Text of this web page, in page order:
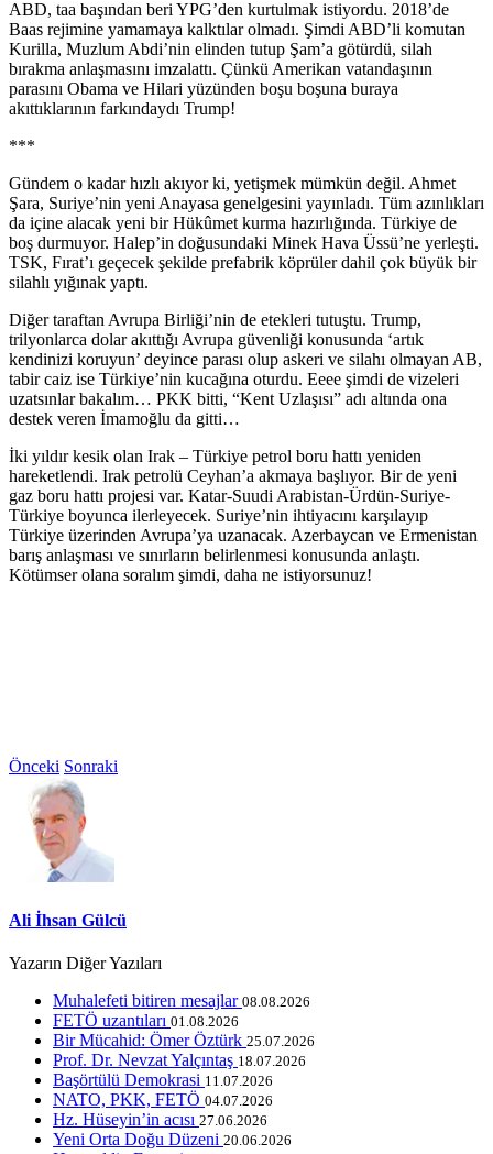
ABD, taa başından beri YPG’den kurtulmak istiyordu. 2018’de
Baas rejimine yamamaya kalktılar olmadı. Şimdi ABD’li komutan
Kurilla, Muzlum Abdi’nin elinden tutup Şam’a götürdü, silah
bırakma anlaşmasını imzalattı. Çünkü Amerikan vatandaşının
parasını Obama ve Hilari yüzünden boşu boşuna buraya
akıttıklarının farkındaydı Trump!
***
Gündem o kadar hızlı akıyor ki, yetişmek mümkün değil. Ahmet
Şara, Suriye’nin yeni Anayasa genelgesini yayınladı. Tüm azınlıkları
da içine alacak yeni bir Hükûmet kurma hazırlığında. Türkiye de
boş durmuyor. Halep’in doğusundaki Minek Hava Üssü’ne yerleşti.
TSK, Fırat’ı geçecek şekilde prefabrik köprüler dahil çok büyük bir
silahlı yığınak yaptı.
Diğer taraftan Avrupa Birliği’nin de etekleri tutuştu. Trump,
trilyonlarca dolar akıttığı Avrupa güvenliği konusunda ‘artık
kendinizi koruyun’ deyince parası olup askeri ve silahı olmayan AB,
tabir caiz ise Türkiye’nin kucağına oturdu. Eeee şimdi de vizeleri
uzatsınlar bakalım… PKK bitti, “Kent Uzlaşısı” adı altında ona
destek veren İmamoğlu da gitti…
İki yıldır kesik olan Irak – Türkiye petrol boru hattı yeniden
hareketlendi. Irak petrolü Ceyhan’a akmaya başlıyor. Bir de yeni
gaz boru hattı projesi var. Katar-Suudi Arabistan-Ürdün-Suriye-
Türkiye boyunca ilerleyecek. Suriye’nin ihtiyacını karşılayıp
Türkiye üzerinden Avrupa’ya uzanacak. Azerbaycan ve Ermenistan
barış anlaşması ve sınırların belirlenmesi konusunda anlaştı.
Kötümser olana soralım şimdi, daha ne istiyorsunuz!
Önceki Sonraki
Ali İhsan Gülcü
Yazarın Diğer Yazıları
Muhalefeti bitiren mesajlar 08.08.2026
FETÖ uzantıları 01.08.2026
Bir Mücahid: Ömer Öztürk 25.07.2026
Prof. Dr. Nevzat Yalçıntaş 18.07.2026
Başörtülü Demokrasi 11.07.2026
NATO, PKK, FETÖ 04.07.2026
Hz. Hüseyin’in acısı 27.06.2026
Yeni Orta Doğu Düzeni 20.06.2026